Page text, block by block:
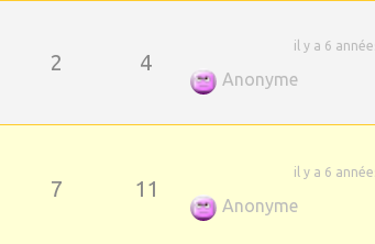
2 4
il y a 6
Anonyme
7 11
il y a 6
Anonyme